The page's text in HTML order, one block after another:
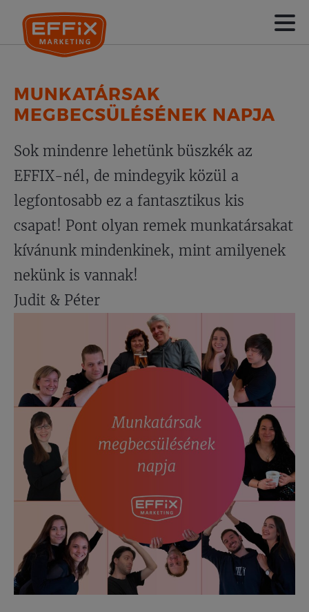
MUNKATÁRSAK
MEGBECSÜLÉSÉNEK NAPJA
Sok mindenre lehetünk büszkék az
EFFIX-nél, de mindegyik közül a
legfontosabb ez a fantasztikus kis
csapat! Pont olyan remek munkatársakat
kívánunk mindenkinek, mint amilyenek
nekünk is vannak!
Judit & Péter